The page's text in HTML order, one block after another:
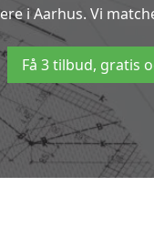
i Aarhus. Vi
Få 3 tilbud, gratis